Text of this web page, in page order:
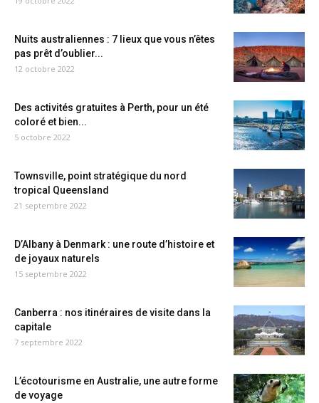
Nuits australiennes : 7 lieux que vous n’êtes
pas prêt d’oublier...
12 octobre 2022
Des activités gratuites à Perth, pour un été
coloré et bien...
5 octobre 2022
Townsville, point stratégique du nord
tropical Queensland
21 septembre 2022
D’Albany à Denmark : une route d’histoire et
de joyaux naturels
15 septembre 2022
Canberra : nos itinéraires de visite dans la
capitale
7 septembre 2022
L’écotourisme en Australie, une autre forme
de voyage